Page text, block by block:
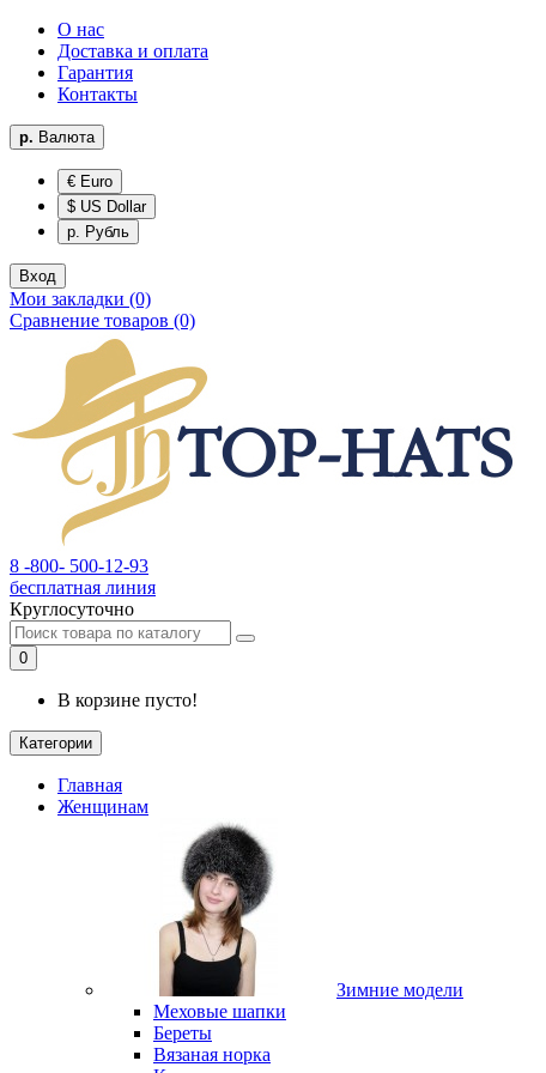
О нас
Доставка и оплата
Гарантия
Контакты
р. Валюта
€ Euro
$ US Dollar
р. Рубль
Вход
Мои закладки (0)
Сравнение товаров (0)
8 -800- 500-12-93
бесплатная линия
Круглосуточно
0
В корзине пусто!
Категории
Главная
Женщинам
Зимние модели
Меховые шапки
Береты
Вязаная норка